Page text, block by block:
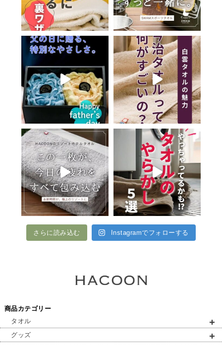
さらに読み込む Instagramでフォローする
商品カテゴリー
タオル
グッズ